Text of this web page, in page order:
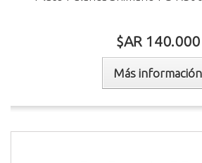
$AR 140.000
Más información